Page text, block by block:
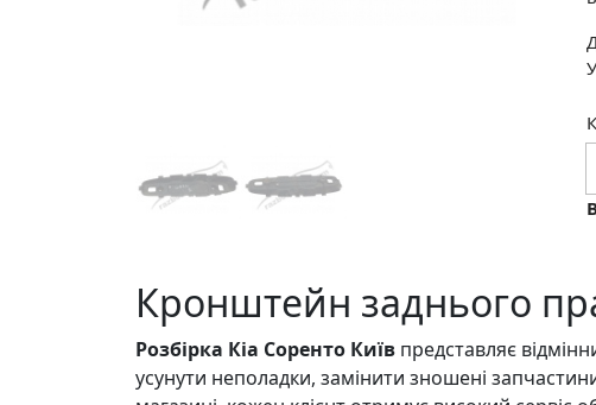
Кронштейн заднього
Розбірка Кіа Соренто Київ представляє
усунути неполадки, замінити зношені